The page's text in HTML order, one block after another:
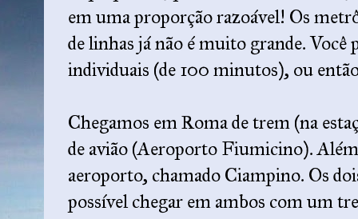
em uma proporção razoável! Os
de linhas já não é muito grande. Você
individuais (de 100 minutos), ou então
Chegamos em Roma de trem (na
de avião (Aeroporto Fiumicino).
aeroporto, chamado Ciampino. Os
possível chegar em ambos com um